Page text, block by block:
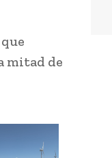
mitad de